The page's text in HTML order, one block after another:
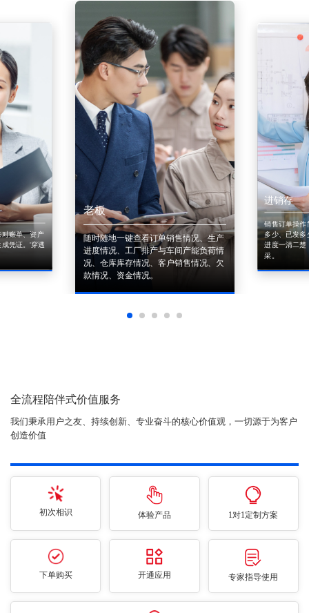
账单、资产
凭证。'穿透
老板
随时随地一键查看订单销售情况、生产
进度情况、工厂排产与车间产能负荷情
况、仓库库存情况、客户销售情况、欠
款情况、资金情况。
进销存
销售订单操作
多少、已发多
进度一清二楚
采。
全流程陪伴式价值服务
我们秉承用户之友、持续创新、专业奋斗的核心价值观，一切源于为客户
创造价值
初次相识 体验产品 1对1定制方案
下单购买 开通应用 专家指导使用